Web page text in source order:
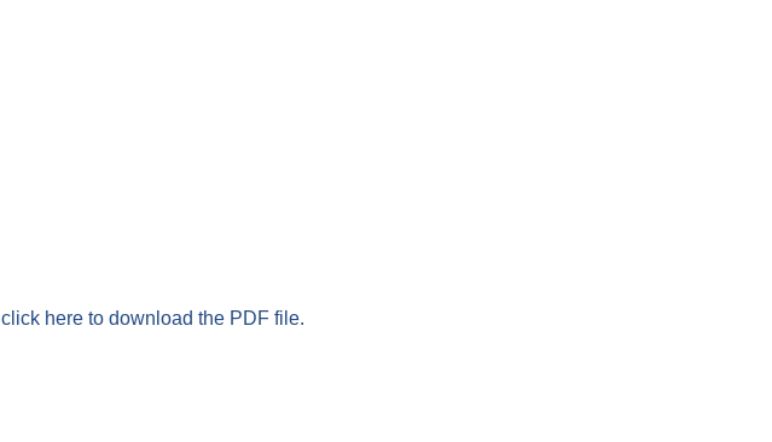
click here to download the PDF file.